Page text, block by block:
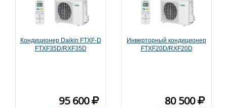
Кондиционер Daikin FTXF-D
FTXF35D/RXF35D
95 600
Инверторный кондиционер
FTXF20D/RXF20D
80 500